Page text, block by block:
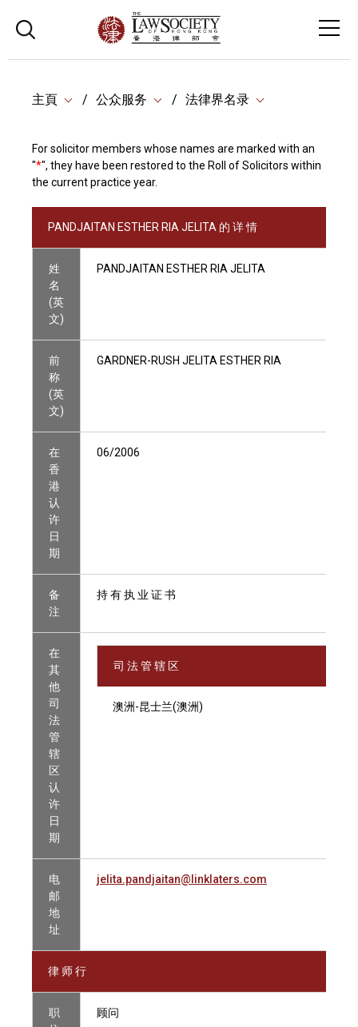
主頁 公众服务 法律界名录
For solicitor members whose names are marked with an
"*", they have been restored to the Roll of Solicitors within
the current practice year.
PANDJAITAN ESTHER RIA JELITA 的 详 情
姓
名
(英
文)
PANDJAITAN ESTHER RIA JELITA
前
称
(英
文)
GARDNER-RUSH JELITA ESTHER RIA
在
香
港
认
许
日
期
06/2006
备
注
持 有 执 业 证 书
在
其
他
司
法
管
辖
区
认
许
日
期
司 法 管 辖 区
澳洲-昆士兰(澳洲)
电
邮
地
址
jelita.pandjaitan@linklaters.com
律 师 行
职
顾问